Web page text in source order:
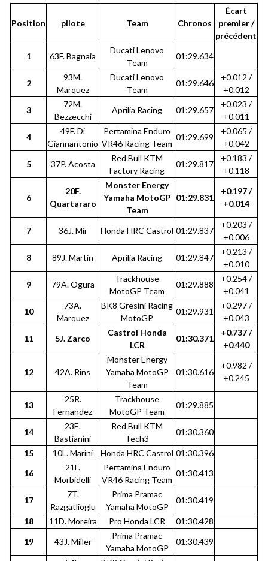
Position pilote Team Chronos
Écart
premier /
précédent
1
63F. Bagnaia
Ducati Lenovo
Team
01:29.634
2
93M.
Marquez
Ducati Lenovo
Team
01:29.646
+0.012 /
+0.012
3
72M.
Bezzecchi
Aprilia Racing 01:29.657
+0.023 /
+0.011
4
49F. Di
Giannantonio
Pertamina Enduro
VR46 Racing Team
01:29.699
+0.065 /
+0.042
5
37P. Acosta
Red Bull KTM
Factory Racing
01:29.817
+0.183 /
+0.118
6
20F.
Quartararo
Monster Energy
Yamaha MotoGP
Team
01:29.831
+0.197 /
+0.014
7 36J. Mir Honda HRC Castrol 01:29.837
+0.203 /
+0.006
8
89J. Martin Aprilia Racing 01:29.847
+0.213 /
+0.010
9
79A. Ogura
Trackhouse
MotoGP Team
01:29.888
+0.254 /
+0.041
10
73A.
Marquez
BK8 Gresini Racing
MotoGP
01:29.931
+0.297 /
+0.043
11
5J. Zarco
Castrol Honda
LCR
01:30.371
+0.737 /
+0.440
12 42A. Rins
Monster Energy
Yamaha MotoGP
Team
01:30.616
+0.982 /
+0.245
13
25R.
Fernandez
Trackhouse
MotoGP Team
01:29.885
14
23E.
Bastianini
Red Bull KTM
Tech3
01:30.360
15 10L. Marini Honda HRC Castrol 01:30.396
16
21F.
Morbidelli
Pertamina Enduro
VR46 Racing Team
01:30.413
17
7T.
Razgatlioglu
Prima Pramac
Yamaha MotoGP
01:30.419
18 11D. Moreira Pro Honda LCR
01:30.428
19
43J. Miller
Prima Pramac
Yamaha MotoGP
01:30.439